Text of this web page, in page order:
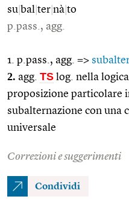
su bal ter nà to
p.pass., agg.
1. p.pass., agg. =>
2. agg. TS log. nella
proposizione particolare
subalternazione con una
universale
Correzioni e suggerimenti
Condividi